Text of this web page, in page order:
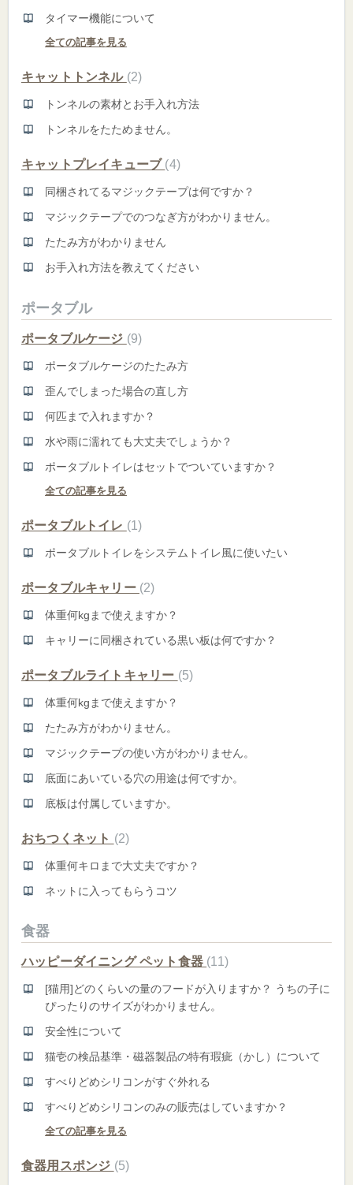
タイマー機能について
全ての記事を見る
キャットトンネル 2
トンネルの素材とお手入れ方法
トンネルをたためません。
キャットプレイキューブ 4
同梱されてるマジックテープは何ですか？
マジックテープでのつなぎ方がわかりません。
たたみ方がわかりません
お手入れ方法を教えてください
ポータブル
ポータブルケージ 9
ポータブルケージのたたみ方
歪んでしまった場合の直し方
何匹まで入れますか？
水や雨に濡れても大丈夫でしょうか？
ポータブルトイレはセットでついていますか？
全ての記事を見る
ポータブルトイレ 1
ポータブルトイレをシステムトイレ風に使いたい
ポータブルキャリー 2
体重何kgまで使えますか？
キャリーに同梱されている黒い板は何ですか？
ポータブルライトキャリー 5
体重何kgまで使えますか？
たたみ方がわかりません。
マジックテープの使い方がわかりません。
底面にあいている穴の用途は何ですか。
底板は付属していますか。
おちつくネット 2
体重何キロまで大丈夫ですか？
ネットに入ってもらうコツ
食器
ハッピーダイニング ペット食器 11
[猫用]どのくらいの量のフードが入りますか？ うちの子に
ぴったりのサイズがわかりません。
安全性について
猫壱の検品基準・磁器製品の特有瑕疵（かし）について
すべりどめシリコンがすぐ外れる
すべりどめシリコンのみの販売はしていますか？
全ての記事を見る
食器用スポンジ 5